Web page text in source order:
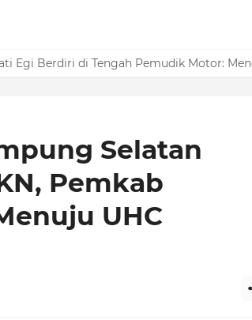
Egi Berdiri di Tengah Pemudik Motor:
Opini Kualitas Tinggi Penilaian
Selatan
Pemkab
UHC